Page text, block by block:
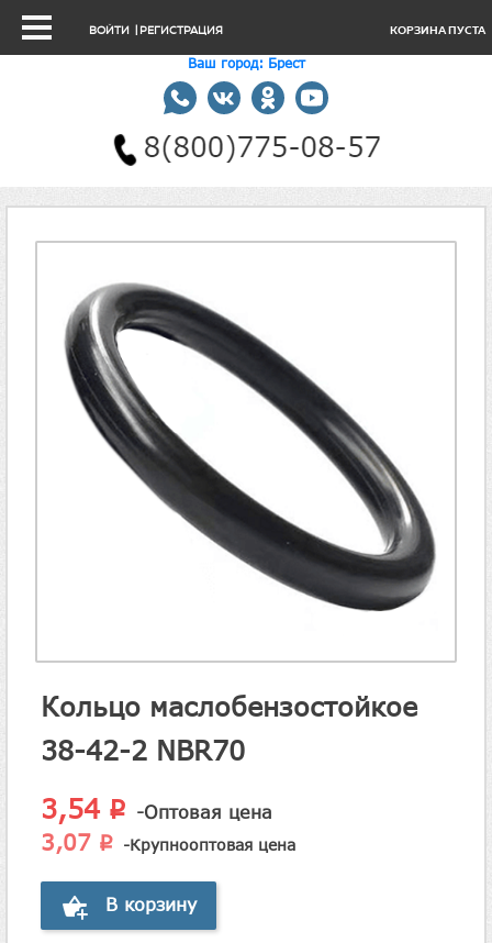
ВОЙТИ | РЕГИСТРАЦИЯ
Ваш город: Брест
КОРЗИНА ПУСТА
Кольцо маслобензостойкое
38-42-2 NBR70
3,54 p -Оптовая цена
3,07 p -Крупнооптовая цена
В корзину